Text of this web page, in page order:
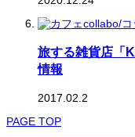
旅する雑貨店「
情報
2017.02.2
PAGE TOP